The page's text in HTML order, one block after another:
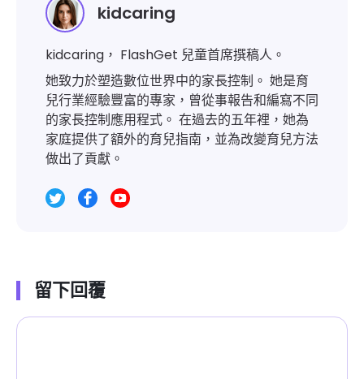
kidcaring
kidcaring， FlashGet 兒童首席撰稿人。
她致力於塑造數位世界中的家長控制。 她是育
兒行業經驗豐富的專家，曾從事報告和編寫不同
的家長控制應用程式。 在過去的五年裡，她為
家庭提供了額外的育兒指南，並為改變育兒方法
做出了貢獻。
留下回覆